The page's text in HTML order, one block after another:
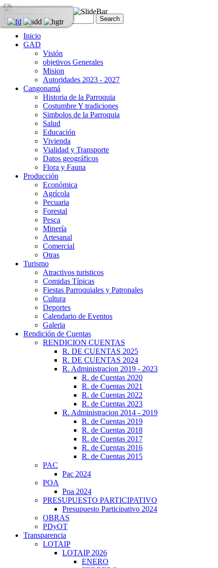
Inicio
GAD
Visión
objetivos Generales
Mision
Autoridades 2023 - 2027
Cangonamá
Historia de la Parroquia
Costumbre Y tradiciones
Simbolos de la Parroquia
Salud
Educación
Vivienda
Vialidad y Transporte
Datos geográficos
Flora y Fauna
Producción
Económica
Agrícola
Pecuaria
Forestal
Pesca
Minería
Artesanal
Comercial
Otras
Turismo
Atractivos turisticos
Comidas Típicas
Fiestas Parroquiales y Patronales
Cultura
Deportes
Calendario de Eventos
Galeria
Rendición de Cuentas
RENDICION CUENTAS
R. DE CUENTAS 2025
R. DE CUENTAS 2024
R. Administracion 2019 - 2023
R. de Cuentas 2020
R. de Cuentas 2021
R. de Cuentas 2022
R. de Cuentas 2023
R. Administracion 2014 - 2019
R. de Cuentas 2019
R. de Cuentas 2018
R. de Cuentas 2017
R. de Cuentas 2016
R. de Cuentas 2015
PAC
Pac 2024
POA
Poa 2024
PRESUPUESTO PARTICIPATIVO
Presupuesto Participativo 2024
OBRAS
PDyOT
Transparencia
LOTAIP
LOTAIP 2026
ENERO